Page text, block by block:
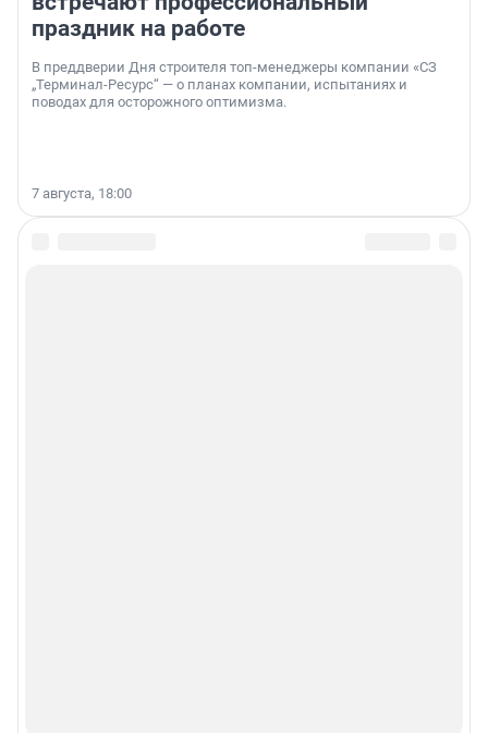
праздник на работе
В преддверии Дня строителя топ-менеджеры компании «СЗ
„Терминал-Ресурс“ — о планах компании, испытаниях и
поводах для осторожного оптимизма.
7 августа, 18:00